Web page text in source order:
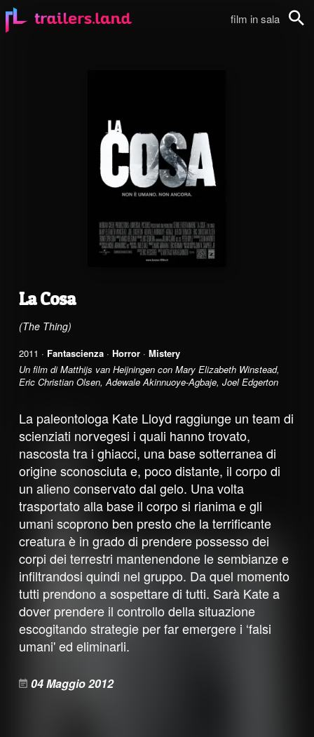
film in sala
La Cosa
(The Thing)
2011 · Fantascienza· Horror· Mistery
Un film di Matthijs van Heijningen con Mary Elizabeth Winstead,
Eric Christian Olsen, Adewale Akinnuoye-Agbaje, Joel Edgerton
La paleontologa Kate Lloyd raggiunge un team di
scienziati norvegesi i quali hanno trovato,
nascosta tra i ghiacci, una base sotterranea di
origine sconosciuta e, poco distante, il corpo di
un alieno conservato dal gelo. Una volta
trasportato alla base il corpo si rianima e gli
umani scoprono ben presto che la terrificante
creatura è in grado di prendere possesso dei
corpi dei terrestri mantenendone le sembianze e
infiltrandosi quindi nel gruppo. Da quel momento
tutti prendono a sospettare di tutti. Sarà Kate a
dover prendere il controllo della situazione
escogitando strategie per far emergere i ‘falsi
umani' ed eliminarli.
04 Maggio 2012